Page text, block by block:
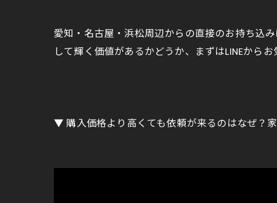
愛知・名古屋・浜松周辺からの直接のお持ち込
して輝く価値があるかどうか、まずはLINEから
▼ 購入価格より高くても依頼が来るのはなぜ？